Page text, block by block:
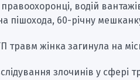
водій
пішохода, 60-річну
травм жінка загинула на
злочинів у сфері